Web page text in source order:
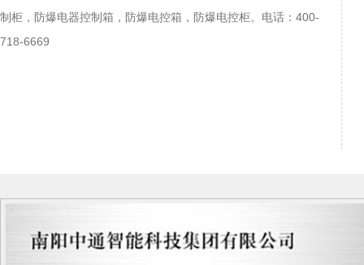
制柜，防爆电器控制箱，防爆电控箱，防爆电控柜。电话：400-
718-6669